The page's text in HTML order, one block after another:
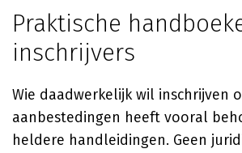
Praktische
inschrijvers
Wie daadwerkelijk wil inschrijven
aanbestedingen heeft vooral
heldere handleidingen. Geen